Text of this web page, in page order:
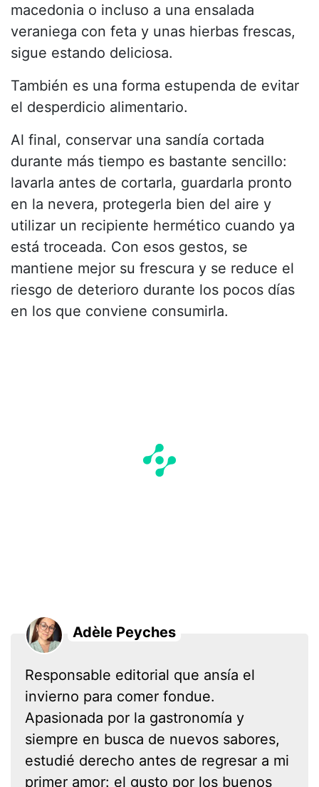
macedonia o incluso a una ensalada
veraniega con feta y unas hierbas frescas,
sigue estando deliciosa.
También es una forma estupenda de evitar
el desperdicio alimentario.
Al final, conservar una sandía cortada
durante más tiempo es bastante sencillo:
lavarla antes de cortarla, guardarla pronto
en la nevera, protegerla bien del aire y
utilizar un recipiente hermético cuando ya
está troceada. Con esos gestos, se
mantiene mejor su frescura y se reduce el
riesgo de deterioro durante los pocos días
en los que conviene consumirla.
Adèle Peyches
Responsable editorial que ansía el
invierno para comer fondue.
Apasionada por la gastronomía y
siempre en busca de nuevos sabores,
estudié derecho antes de regresar a mi
primer amor: el gusto por los buenos